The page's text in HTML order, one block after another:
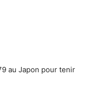
au Japon pour tenir